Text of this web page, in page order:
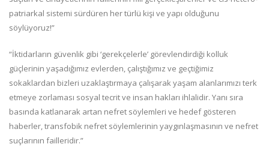
patriarkal sistemi sürdüren her türlü kişi ve yapı olduğunu
söylüyoruz!”
“İktidarların güvenlik gibi ‘gerekçelerle’ görevlendirdiği kolluk
güçlerinin yaşadığımız evlerden, çalıştığımız ve geçtiğimiz
sokaklardan bizleri uzaklaştırmaya çalışarak yaşam alanlarımızı terk
etmeye zorlaması sosyal tecrit ve insan hakları ihlalidir. Yanı sıra
basında katlanarak artan nefret söylemleri ve hedef gösteren
haberler, transfobik nefret söylemlerinin yaygınlaşmasının ve nefret
suçlarının failleridir.”